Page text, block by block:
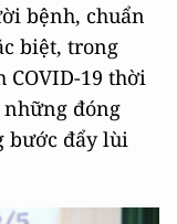
bệnh, chuẩn
biệt, trong
COVID-19 thời
đóng
bước đẩy lùi